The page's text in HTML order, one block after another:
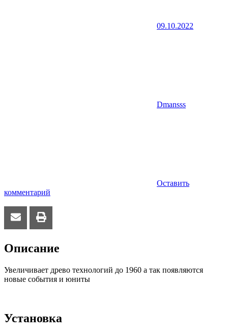
09.10.2022
Dmansss
Оставить
комментарий
Описание
Увеличивает древо технологий до 1960 а так появляются
новые события и юниты
Установка